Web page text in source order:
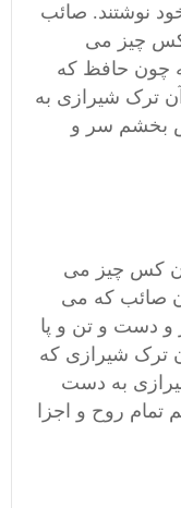
نوشتند. صائب
کس چیز می
چون حافظ که
ترک شیرازی به
بخشم سر و
کس چیز می
صائب که می
دست و تن و پا
ترک شیرازی که
به دست
روح و اجزا